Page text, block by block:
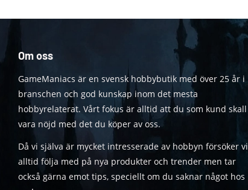
Om oss
GameManiacs är en svensk hobbybutik med över 25 år i
branschen och god kunskap inom det mesta
hobbyrelaterat. Vårt fokus är alltid att du som kund skall
vara nöjd med det du köper av oss.
Då vi själva är mycket intresserade av hobbyn försöker vi
alltid följa med på nya produkter och trender men tar
också gärna emot tips, speciellt om du saknar något hos